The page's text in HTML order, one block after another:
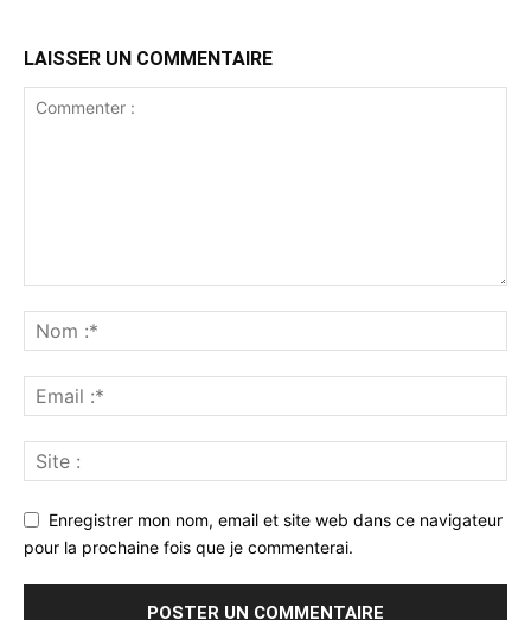
LAISSER UN COMMENTAIRE
Enregistrer mon nom, email et site web dans ce navigateur
pour la prochaine fois que je commenterai.